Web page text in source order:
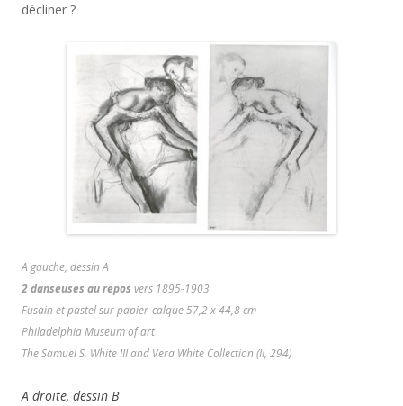
décliner ?
A gauche, dessin A
2 danseuses au repos vers 1895-1903
Fusain et pastel sur papier-calque 57,2 x 44,8 cm
Philadelphia Museum of art
The Samuel S. White III and Vera White Collection (II, 294)
A droite, dessin B